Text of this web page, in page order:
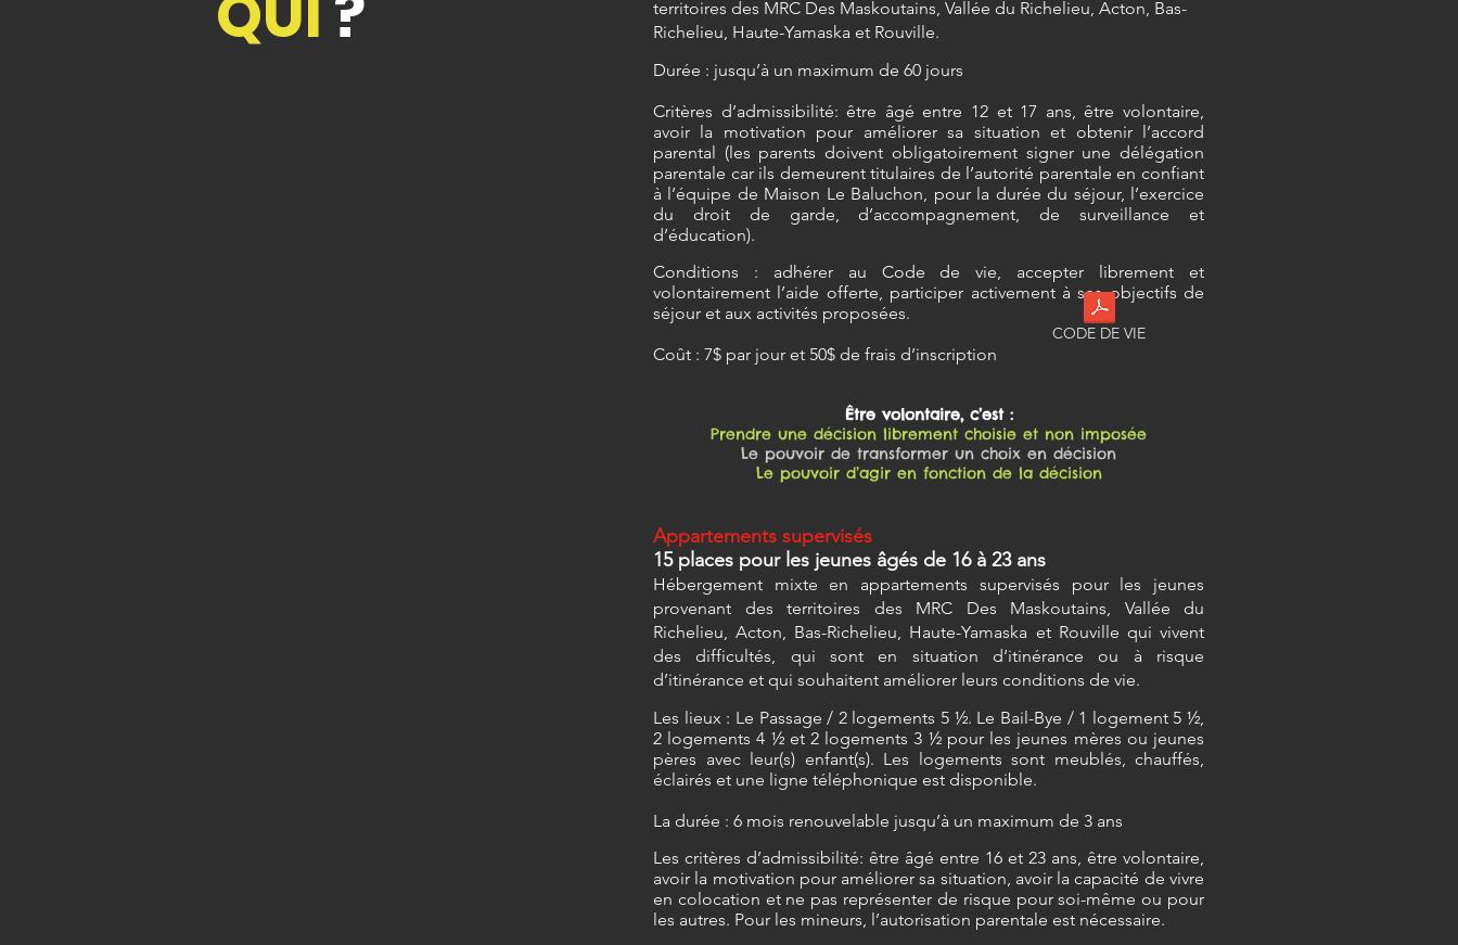
territoires des MRC Des Maskoutains, Vallée du Richelieu, Acton, Bas-
Richelieu, Haute-Yamaska et Rouville.
Durée : jusqu’à un maximum de 60 jours
Critères d’admissibilité: être âgé entre 12 et 17 ans, être volontaire,
avoir la motivation pour améliorer sa situation et obtenir l’accord
parental (les parents doivent obligatoirement signer une délégation
parentale car ils demeurent titulaires de l’autorité parentale en confiant
à l’équipe de Maison Le Baluchon, pour la durée du séjour, l’exercice
du droit de garde, d’accompagnement, de surveillance et
d’éducation).
Conditions : adhérer au Code de vie, accepter librement et
volontairement l’aide offerte, participer activement à ses objectifs de
séjour et aux activités proposées.
Coût : 7$ par jour et 50$ de frais d’inscription
Être volontaire, c’est :
Prendre une décision librement choisie et non imposée
Le pouvoir de transformer un choix en décision
Le pouvoir d’agir en fonction de la décision
Appartements supervisés
15 places pour les jeunes âgés de 16 à 23 ans
Hébergement mixte en appartements supervisés pour les jeunes
provenant des territoires des MRC Des Maskoutains, Vallée du
Richelieu, Acton, Bas-Richelieu, Haute-Yamaska et Rouville qui vivent
des difficultés, qui sont en situation d’itinérance ou à risque
d’itinérance et qui souhaitent améliorer leurs conditions de vie.
Les lieux : Le Passage / 2 logements 5 ½. Le Bail-Bye / 1 logement 5 ½,
2 logements 4 ½ et 2 logements 3 ½ pour les jeunes mères ou jeunes
pères avec leur(s) enfant(s). Les logements sont meublés, chauffés,
éclairés et une ligne téléphonique est disponible.
La durée : 6 mois renouvelable jusqu’à un maximum de 3 ans
Les critères d’admissibilité: être âgé entre 16 et 23 ans, être volontaire,
avoir la motivation pour améliorer sa situation, avoir la capacité de vivre
en colocation et ne pas représenter de risque pour soi-même ou pour
les autres. Pour les mineurs, l’autorisation parentale est nécessaire.
CODE DE VIE